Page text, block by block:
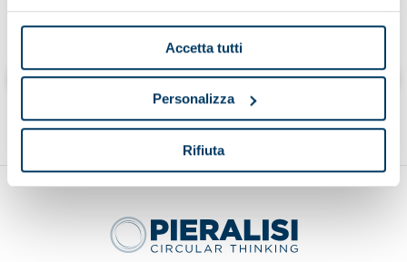
Accetta tutti
Personalizza
Rifiuta
Cliccando “invia” dichiaro di aver letto l’informativa
Enviar